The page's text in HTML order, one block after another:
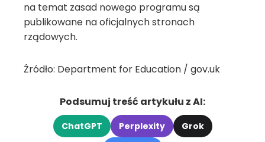
na temat zasad nowego programu są
publikowane na oficjalnych stronach
rządowych.
Źródło: Department for Education / gov.uk
Podsumuj treść artykułu z AI:
ChatGPT Perplexity
Grok